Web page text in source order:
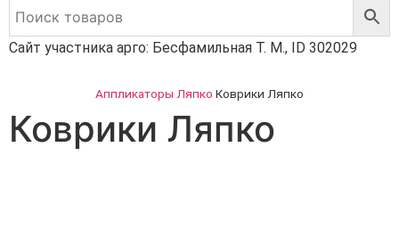
Сайт участника арго: Бесфамильная Т. М., ID 302029
Аппликаторы Ляпко Коврики Ляпко
Коврики Ляпко